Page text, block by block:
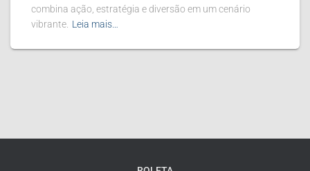
combina ação, estratégia e diversão em um cenário
vibrante. Leia mais…